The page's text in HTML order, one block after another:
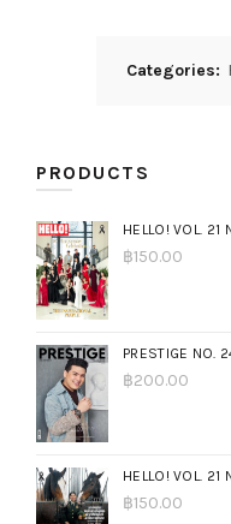
Categories:
PRODUCTS
HELLO! VOL.
฿150.00
PRESTIGE NO.
฿200.00
HELLO! VOL.
฿150.00